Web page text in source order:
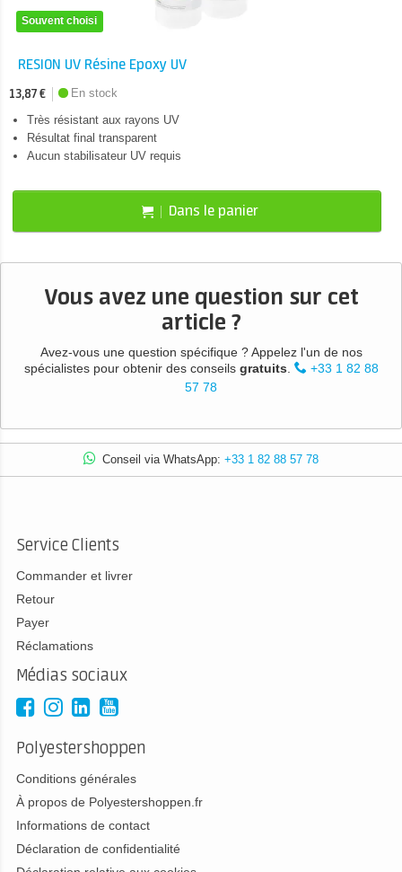
Souvent choisi
RESION UV Résine Epoxy UV
13,87 €
En stock
Très résistant aux rayons UV
Résultat final transparent
Aucun stabilisateur UV requis
Dans le panier
Vous avez une question sur cet
article ?
Avez-vous une question spécifique ? Appelez l'un de nos
spécialistes pour obtenir des conseils gratuits.
+33 1 82 88
57 78
Conseil via WhatsApp: +33 1 82 88 57 78
Service Clients
Commander et livrer
Retour
Payer
Réclamations
Médias sociaux
Polyestershoppen
Conditions générales
À propos de Polyestershoppen.fr
Informations de contact
Déclaration de confidentialité